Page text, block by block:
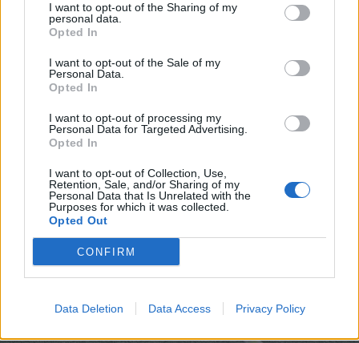
I want to opt-out of the Sharing of my
personal data.
Opted In
I want to opt-out of the Sale of my
Personal Data.
Opted In
I want to opt-out of processing my
Personal Data for Targeted Advertising.
Opted In
I want to opt-out of Collection, Use,
Retention, Sale, and/or Sharing of my
Personal Data that Is Unrelated with the
Purposes for which it was collected.
Opted Out
CONFIRM
Data Deletion Data Access Privacy Policy
ALTRE NOTIZIE DI LEGNANO